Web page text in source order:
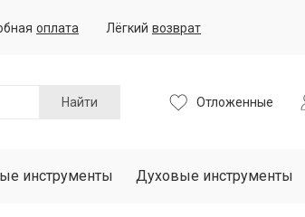
оплата Лёгкий возврат
Найти Отложенные
инструменты Духовые инструменты